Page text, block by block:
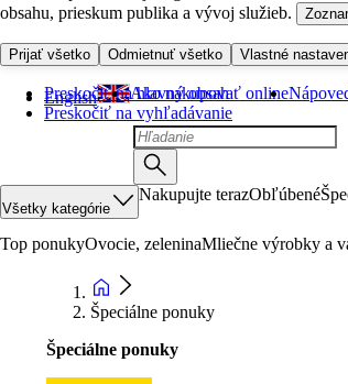
obsahu, prieskum publika a vývoj služieb.
Prijať všetko Odmietnuť všetko Vlastné
Preskočiť na hlavný obsah
Preskočiť na vyhľadávanie
English Ako nakupovať online
Všetky kategórie
Nakupujte terazObľúbené
Top ponukyOvocie, zeleninaMliečne výrobky a
Špeciálne ponuky
Špeciálne ponuky